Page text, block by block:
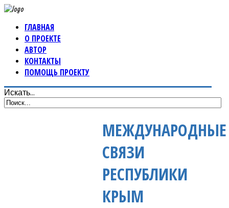
ГЛАВНАЯ
О ПРОЕКТЕ
АВТОР
КОНТАКТЫ
ПОМОЩЬ ПРОЕКТУ
Искать...
МЕЖДУНАРОДНЫЕ
СВЯЗИ
РЕСПУБЛИКИ
КРЫМ